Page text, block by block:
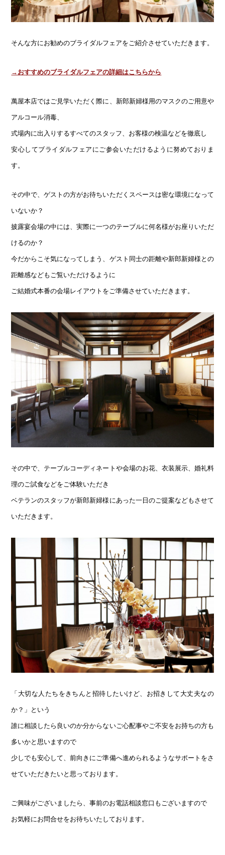
そんな方にお勧めのブライダルフェアをご紹介させていただきます。
→おすすめのブライダルフェアの詳細はこちらから
萬屋本店ではご見学いただく際に、新郎新婦様用のマスクのご用意や
アルコール消毒、
式場内に出入りするすべてのスタッフ、お客様の検温などを徹底し
安心してブライダルフェアにご参会いただけるように努めておりま
す。
その中で、ゲストの方がお待ちいただくスペースは密な環境になって
いないか？
披露宴会場の中には、実際に一つのテーブルに何名様がお座りいただ
けるのか？
今だからこそ気になってしまう、ゲスト同士の距離や新郎新婦様との
距離感などもご覧いただけるように
ご結婚式本番の会場レイアウトをご準備させていただきます。
その中で、テーブルコーディネートや会場のお花、衣装展示、婚礼料
理のご試食などをご体験いただき
ベテランのスタッフが新郎新婦様にあった一日のご提案などもさせて
いただきます。
「大切な人たちをきちんと招待したいけど、お招きして大丈夫なの
か？」という
誰に相談したら良いのか分からないご心配事やご不安をお持ちの方も
多いかと思いますので
少しでも安心して、前向きにご準備へ進められるようなサポートをさ
せていただきたいと思っております。
ご興味がございましたら、事前のお電話相談窓口もございますので
お気軽にお問合せをお待ちいたしております。